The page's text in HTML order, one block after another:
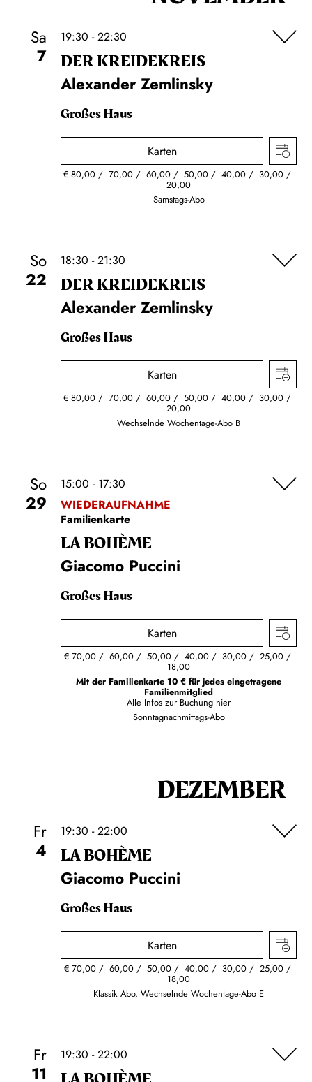
Sa
7
19:30 - 22:30
DER KREIDE­KREIS
Alexander Zemlinsky
Großes Haus
Karten
€80,00 70,00 60,00 50,00 40,00 30,00
20,00
Samstags-Abo
So
22
18:30 - 21:30
DER KREIDE­KREIS
Alexander Zemlinsky
Großes Haus
Karten
€80,00 70,00 60,00 50,00 40,00 30,00
20,00
Wechselnde Wochentage-Abo B
So
29
15:00 - 17:30
WIEDERAUFNAHME
Familienkarte
LA BOHÈME
Giacomo Puccini
Großes Haus
Karten
€ 70,00 60,00 50,00 40,00 30,00 25,00
18,00
Mit der Familienkarte 10 € für jedes eingetragene
Familienmitglied
Alle Infos zur Buchung hier
Sonntagnachmittags-Abo
DEZEMBER
Fr
4
19:30 - 22:00
LA BOHÈME
Giacomo Puccini
Großes Haus
Karten
€ 70,00 60,00 50,00 40,00 30,00 25,00
18,00
Klassik Abo, Wechselnde Wochentage-Abo E
Fr
11
19:30 - 22:00